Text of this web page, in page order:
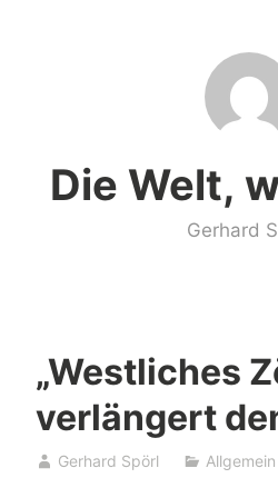
Die Welt,
Gerhard
„Westliches
verlängert
Gerhard Spörl
Allgemein